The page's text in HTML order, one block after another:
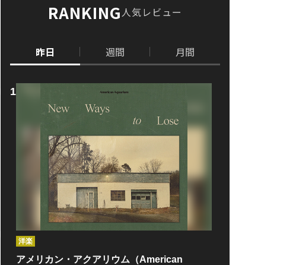
RANKING人気レビュー
昨日 週間 月間
洋楽
アメリカン・アクアリウム（American